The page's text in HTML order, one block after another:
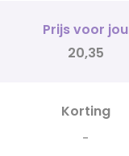
Prijs voor jou
20,35
Korting
-